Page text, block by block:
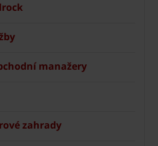
manažery
zahrady